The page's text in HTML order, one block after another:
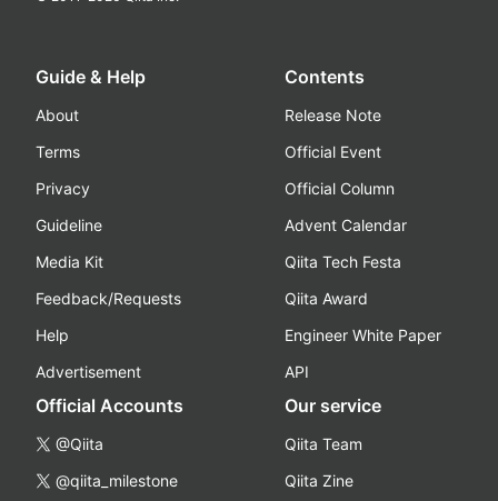
Guide & Help
About
Terms
Privacy
Guideline
Media Kit
Feedback/Requests
Help
Advertisement
Contents
Release Note
Official Event
Official Column
Advent Calendar
Qiita Tech Festa
Qiita Award
Engineer White Paper
API
Official Accounts
@Qiita
@qiita_milestone
Our service
Qiita Team
Qiita Zine